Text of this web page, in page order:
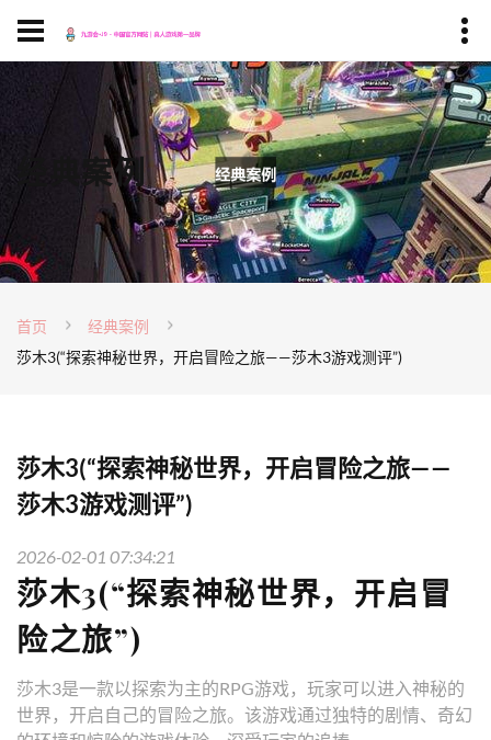
经典案例
首页
经典案例
莎木3(“探索神秘世界，开启冒险之旅——莎木3游戏测评”)
莎木3(“探索神秘世界，开启冒险之旅——
莎木3游戏测评”)
2026-02-01 07:34:21
莎木3(“探索神秘世界，开启冒
险之旅”)
莎木3是一款以探索为主的RPG游戏，玩家可以进入神秘的
世界，开启自己的冒险之旅。该游戏通过独特的剧情、奇幻